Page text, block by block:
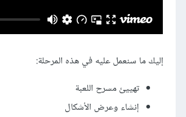
إليك ما سنعمل عليه في هذه المرحلة:
تهييئ مسرح اللعبة
إنشاء وعرض الأشكال